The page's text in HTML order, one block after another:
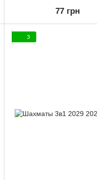
77 грн
3